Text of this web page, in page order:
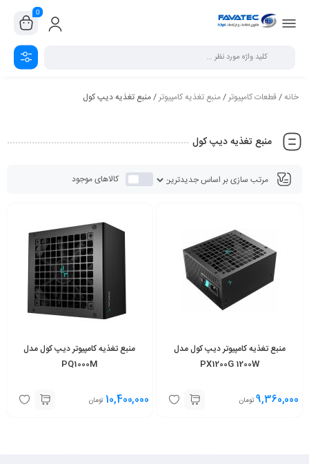
0
خانه/قطعات کامپیوتر/منبع تغذیه کامپیوتر/ منبع تغذیه دیپ کول
منبع تغذیه دیپ کول
کالاهای موجود
منبع تغذیه کامپیوتر دیپ کول مدل
PX1200G 1200W
9,360,000 تومان
منبع تغذیه کامپیوتر دیپ کول مدل
PQ1000M
10,400,000 تومان